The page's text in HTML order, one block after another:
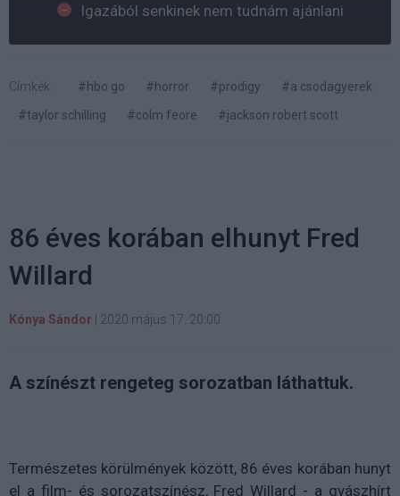
Igazából senkinek nem tudnám ajánlani
Címkék: #hbo go #horror #prodigy
#a csodagyerek
#taylor schilling
#colm feore #jackson robert scott
86 éves korában elhunyt Fred
Willard
Kónya Sándor 2020 május 17. 20:00
A színészt rengeteg sorozatban láthattuk.
Természetes körülmények között, 86 éves korában hunyt
el a film- és sorozatszínész, Fred Willard - a gyászhírt